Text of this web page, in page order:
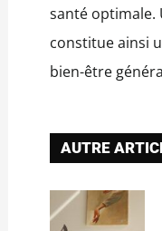
santé optimale.
constitue ainsi
bien-être
AUTRE